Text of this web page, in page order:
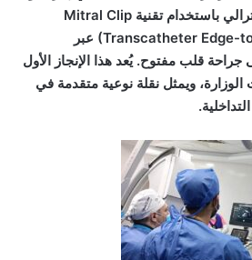
عملية إصلاح للصمام الميترالي باستخدام تقنية Mitral Clip
(Transcatheter Edge-to-Edge Repair – TEER) عبر
قلب مفتوح. يُعد هذا الإنجاز الأول
ويمثل نقلة نوعية متقدمة في